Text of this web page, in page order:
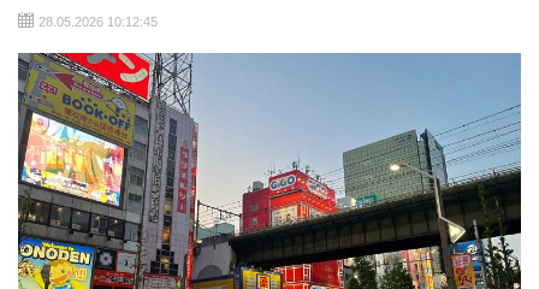
28.05.2026 10:12:45